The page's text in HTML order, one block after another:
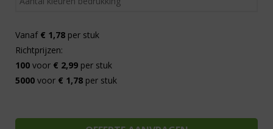
Vanaf € 1,78 per stuk
Richtprijzen:
100 voor € 2,99 per stuk
5000 voor € 1,78 per stuk